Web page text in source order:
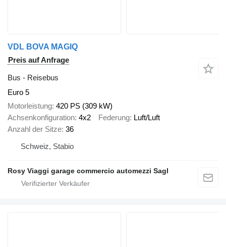
VDL BOVA MAGIQ
Preis auf Anfrage
Bus - Reisebus
Euro 5
Motorleistung 420 PS (309 kW)
Achsenkonfiguration 4x2 Federung Luft/Luft
Anzahl der Sitze 36
Schweiz, Stabio
Rosy Viaggi garage commercio automezzi Sagl